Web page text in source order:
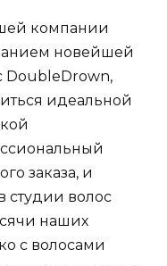
компании
новейшей
DoubleDrown,
идеальной
заказа, и
студии волос
наших
с волосами